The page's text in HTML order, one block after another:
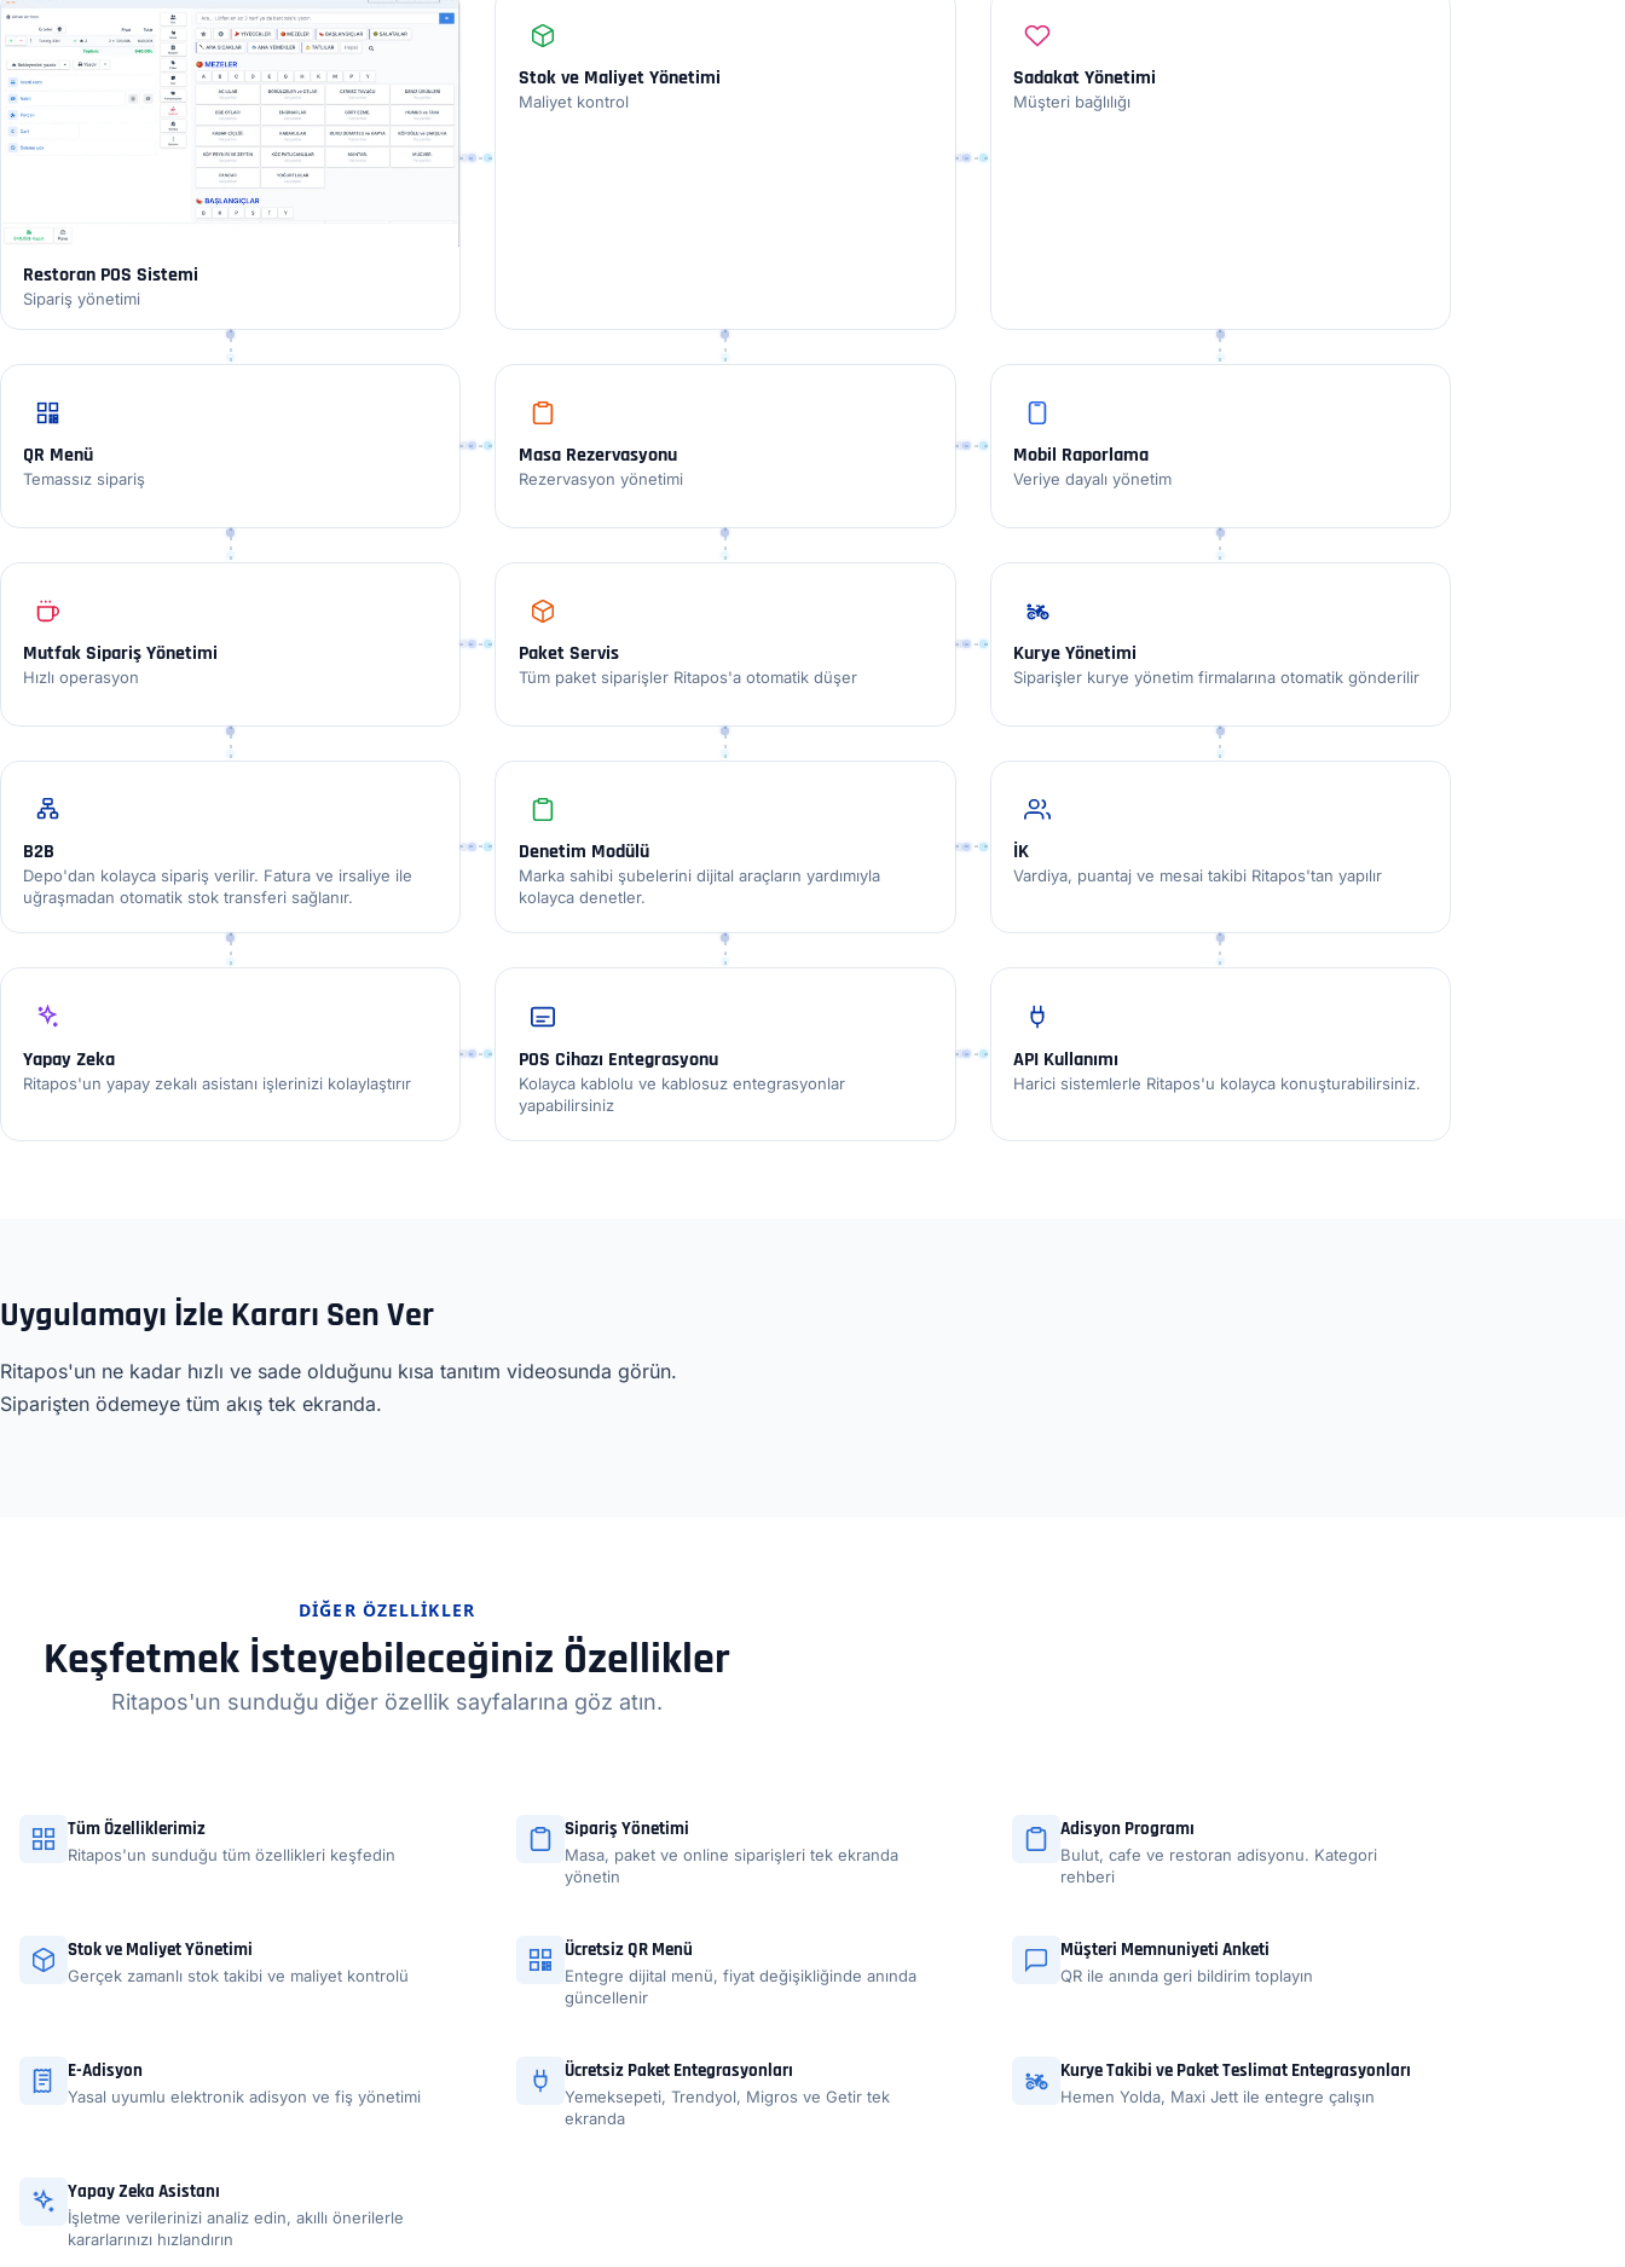
Restoran POS Sistemi
Sipariş yönetimi
Stok ve Maliyet Yönetimi
Maliyet kontrol
Sadakat Yönetimi
Müşteri bağlılığı
QR Menü
Temassız sipariş
Masa Rezervasyonu
Rezervasyon yönetimi
Mobil Raporlama
Veriye dayalı yönetim
Mutfak Sipariş Yönetimi
Hızlı operasyon
Paket Servis
Tüm paket siparişler Ritapos'a otomatik düşer
Kurye Yönetimi
Siparişler kurye yönetim firmalarına otomatik gönderilir
B2B
Depo'dan kolayca sipariş verilir. Fatura ve irsaliye ile
uğraşmadan otomatik stok transferi sağlanır.
Denetim Modülü
Marka sahibi şubelerini dijital araçların yardımıyla
kolayca denetler.
İK
Vardiya, puantaj ve mesai takibi Ritapos'tan yapılır
Yapay Zeka
Ritapos'un yapay zekalı asistanı işlerinizi kolaylaştırır
POS Cihazı Entegrasyonu
Kolayca kablolu ve kablosuz entegrasyonlar
yapabilirsiniz
API Kullanımı
Harici sistemlerle Ritapos'u kolayca konuşturabilirsiniz.
Uygulamayı İzle Kararı Sen Ver
Ritapos'un ne kadar hızlı ve sade olduğunu kısa tanıtım videosunda görün.
Siparişten ödemeye tüm akış tek ekranda.
DIĞER ÖZELLIKLER
Keşfetmek İsteyebileceğiniz Özellikler
Ritapos'un sunduğu diğer özellik sayfalarına göz atın.
Tüm Özelliklerimiz
Ritapos'un sunduğu tüm özellikleri keşfedin
Sipariş Yönetimi
Masa, paket ve online siparişleri tek ekranda
yönetin
Adisyon Programı
Bulut, cafe ve restoran adisyonu. Kategori
rehberi
Stok ve Maliyet Yönetimi
Gerçek zamanlı stok takibi ve maliyet kontrolü
Ücretsiz QR Menü
Entegre dijital menü, fiyat değişikliğinde anında
güncellenir
Müşteri Memnuniyeti Anketi
QR ile anında geri bildirim toplayın
E-Adisyon
Yasal uyumlu elektronik adisyon ve fiş yönetimi
Ücretsiz Paket Entegrasyonları
Yemeksepeti, Trendyol, Migros ve Getir tek
ekranda
Kurye Takibi ve Paket Teslimat Entegrasyonları
Hemen Yolda, Maxi Jett ile entegre çalışın
Yapay Zeka Asistanı
İşletme verilerinizi analiz edin, akıllı önerilerle
kararlarınızı hızlandırın